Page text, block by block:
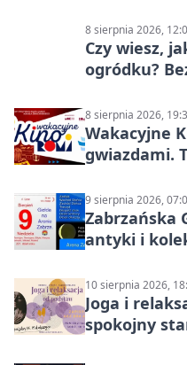
8 sierpnia 2026,
Czy wiesz,
ogródku?
8 sierpnia 2026,
Wakacyjne
gwiazdami.
9 sierpnia 2026,
Zabrzańska
antyki i
10 sierpnia 2026,
Joga i
spokojny